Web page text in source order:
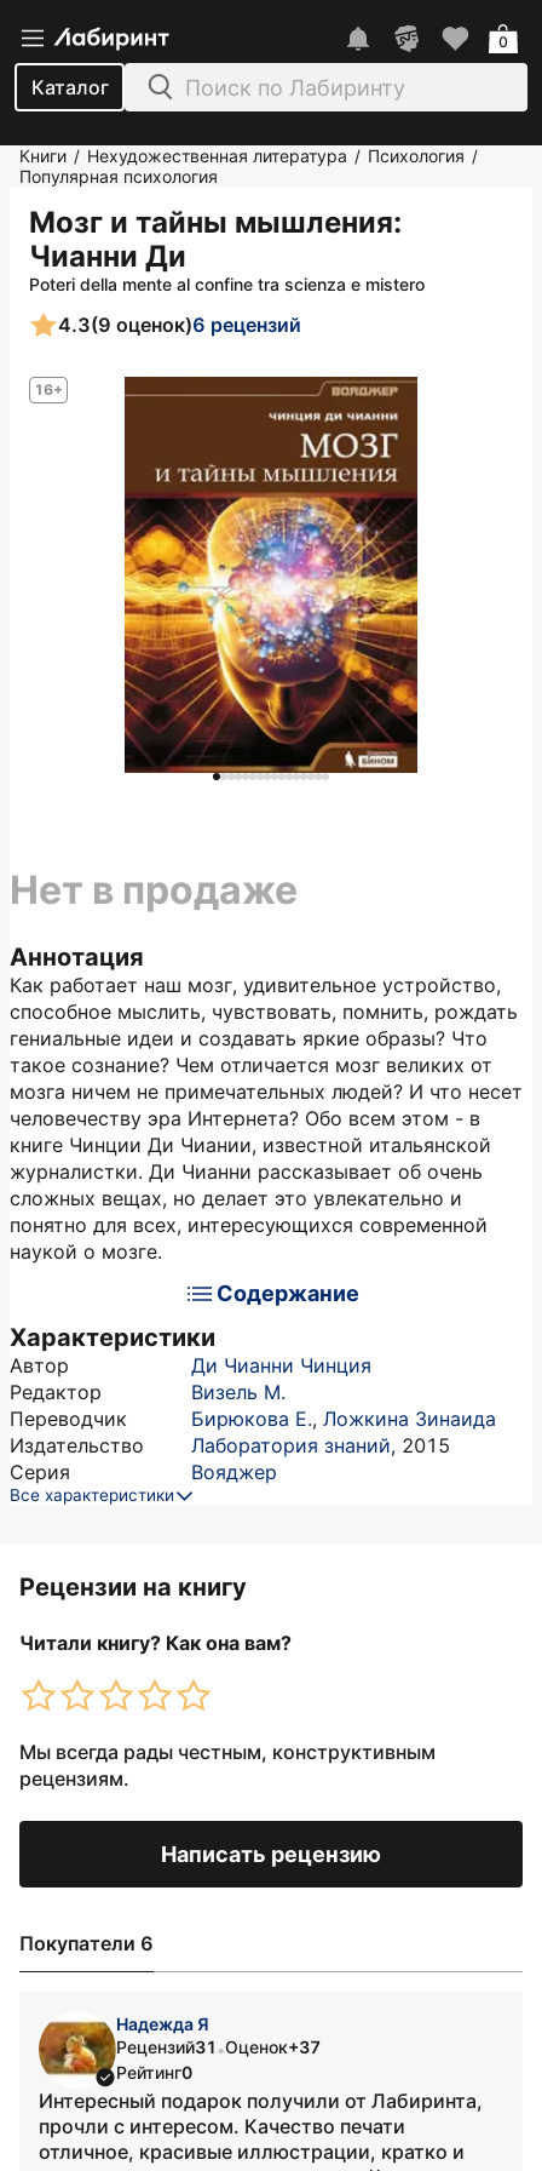
Каталог
0
Книги / Нехудожественная литература / Психология /
Популярная психология
Мозг и тайны мышления:
Чианни Ди
Poteri della mente al confine tra scienza e mistero
16+
4.3(9 оценок)6 рецензий
Аннотация
Как работает наш мозг, удивительное устройство,
способное мыслить, чувствовать, помнить, рождать
гениальные идеи и создавать яркие образы? Что
такое сознание? Чем отличается мозг великих от
мозга ничем не примечательных людей? И что несет
человечеству эра Интернета? Обо всем этом - в
книге Чинции Ди Чиании, известной итальянской
журналистки. Ди Чианни рассказывает об очень
сложных вещах, но делает это увлекательно и
понятно для всех, интересующихся современной
наукой о мозге.
Содержание
Характеристики
Автор
Ди Чианни Чинция
Редактор
Визель М.
Переводчик
Бирюкова Е., Ложкина Зинаида
Издательство
Лаборатория знаний, 2015
Серия
Вояджер
Все характеристики
Нет в продаже
Рецензии на книгу
Читали книгу? Как она вам?
Мы всегда рады честным, конструктивным
рецензиям.
Написать рецензию
Покупатели 6
Надежда Я
Рецензий31 •Оценок+37
Рейтинг0
Интересный подарок получили от Лабиринта,
прочли с интересом. Качество печати
отличное, красивые иллюстрации, кратко и